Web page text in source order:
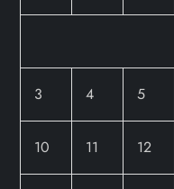
3 4 5
10 11 12